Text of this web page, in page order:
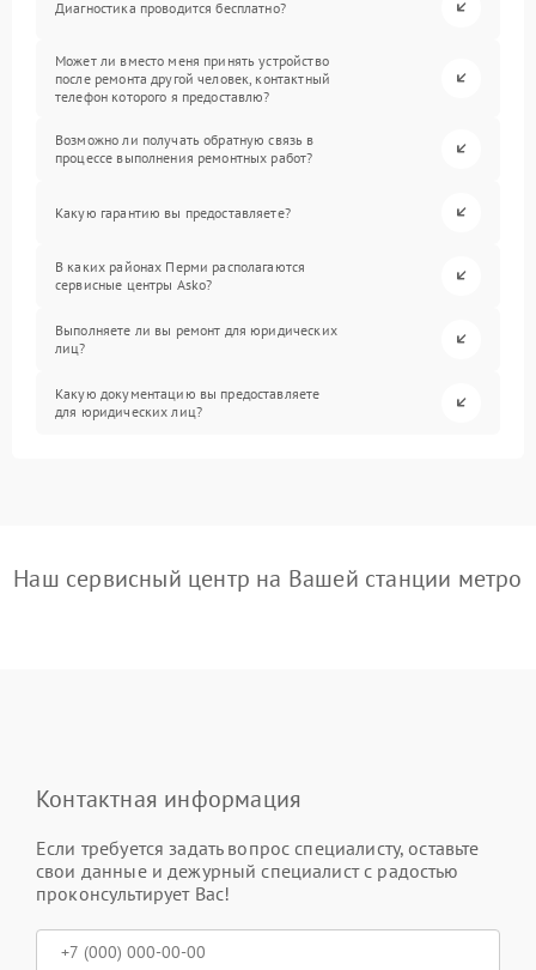
Диагностика проводится бесплатно?
Может ли вместо меня принять устройство
после ремонта другой человек, контактный
телефон которого я предоставлю?
Возможно ли получать обратную связь в
процессе выполнения ремонтных работ?
Какую гарантию вы предоставляете?
В каких районах Перми располагаются
сервисные центры Asko?
Выполняете ли вы ремонт для юридических
лиц?
Какую документацию вы предоставляете
для юридических лиц?
Наш сервисный центр на Вашей станции метро
Контактная информация
Если требуется задать вопрос специалисту, оставьте
свои данные и дежурный специалист с радостью
проконсультирует Вас!